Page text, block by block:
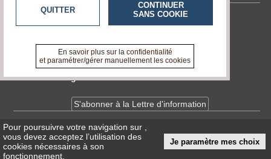
Contactez-nous
A propos de www.acteurs-locaux.fr
Devenir délégué
S'abonner à la Lettre d'information
InfosCNIL/RGPD
Conditions Générales d'Utilisation
Pour poursuivre votre navigation sur
vous devez acceptez l’utilisation des
cookies nécessaires à son
fonctionnement.
Je paramètre mes choix
QUITTER
CONTINUER
SANS COOKIE
En savoir plus sur la confidentialité
et paramétrer/gérer manuellement les cookies